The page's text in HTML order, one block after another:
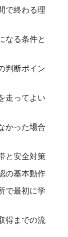
で終わる理
なる条件と
判断ポイン
走ってよい
かった場合
と安全対策
の基本動作
で最初に学
得までの流